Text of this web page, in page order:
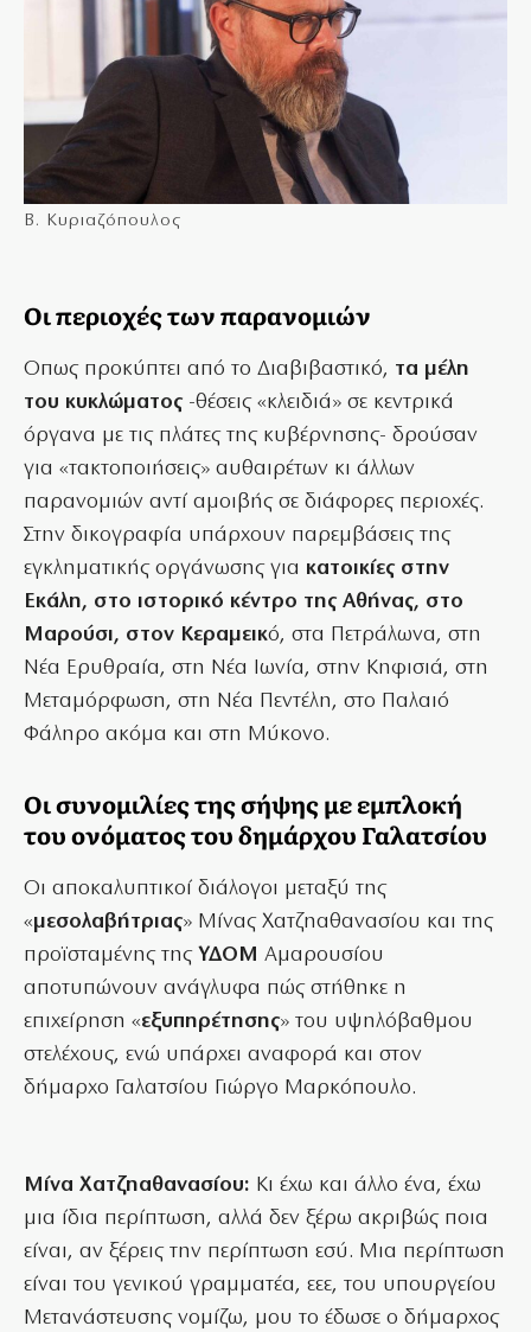
Β. Κυριαζόπουλος
Οι περιοχές των παρανομιών
Οπως προκύπτει από το Διαβιβαστικό, τα μέλη
του κυκλώματος -θέσεις «κλειδιά» σε κεντρικά
όργανα με τις πλάτες της κυβέρνησης- δρούσαν
για «τακτοποιήσεις» αυθαιρέτων κι άλλων
παρανομιών αντί αμοιβής σε διάφορες περιοχές.
Στην δικογραφία υπάρχουν παρεμβάσεις της
εγκληματικής οργάνωσης για κατοικίες στην
Εκάλη, στο ιστορικό κέντρο της Αθήνας, στο
Μαρούσι, στον Κεραμεικό, στα Πετράλωνα, στη
Νέα Ερυθραία, στη Νέα Ιωνία, στην Κηφισιά, στη
Μεταμόρφωση, στη Νέα Πεντέλη, στο Παλαιό
Φάληρο ακόμα και στη Μύκονο.
Οι συνομιλίες της σήψης με εμπλοκή
του ονόματος του δημάρχου Γαλατσίου
Οι αποκαλυπτικοί διάλογοι μεταξύ της
«μεσολαβήτριας» Μίνας Χατζηαθανασίου και της
προϊσταμένης της ΥΔΟΜ Αμαρουσίου
αποτυπώνουν ανάγλυφα πώς στήθηκε η
επιχείρηση «εξυπηρέτησης» του υψηλόβαθμου
στελέχους, ενώ υπάρχει αναφορά και στον
δήμαρχο Γαλατσίου Γιώργο Μαρκόπουλο.
Μίνα Χατζηαθανασίου: Κι έχω και άλλο ένα, έχω
μια ίδια περίπτωση, αλλά δεν ξέρω ακριβώς ποια
είναι, αν ξέρεις την περίπτωση εσύ. Μια περίπτωση
είναι του γενικού γραμματέα, εεε, του υπουργείου
Μετανάστευσης νομίζω, μου το έδωσε ο δήμαρχος